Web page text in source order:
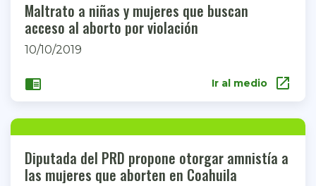
Maltrato a niñas y mujeres que buscan
acceso al aborto por violación
10/10/2019
chrome_reader_mode Ir al medio open_in_new
Diputada del PRD propone otorgar amnistía a
las mujeres que aborten en Coahuila